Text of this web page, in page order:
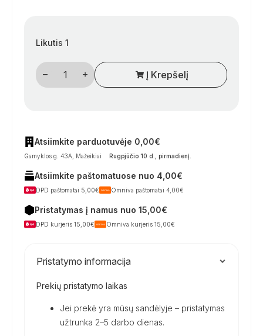
Likutis 1
produkto
kiekis:
LED
9–
V,
0,3
W,
IP67,
500
mm
laidas
Į Krepšelį
Atsiimkite parduotuvėje 0,00€
Gamyklos g. 43A, Mažeikiai Rugpjūčio 10 d., pirmadienį
Atsiimkite paštomatuose nuo 4,00€
DPD paštomatai 5,00€ Omniva paštomatai 4,00€
Pristatymas į namus nuo 15,00€
DPD kurjeris 15,00€ Omniva kurjeris 15,00€
Pristatymo informacija
Prekių pristatymo laikas
Jei prekė yra mūsų sandėlyje – pristatymas
užtrunka 2–5 darbo dienas.